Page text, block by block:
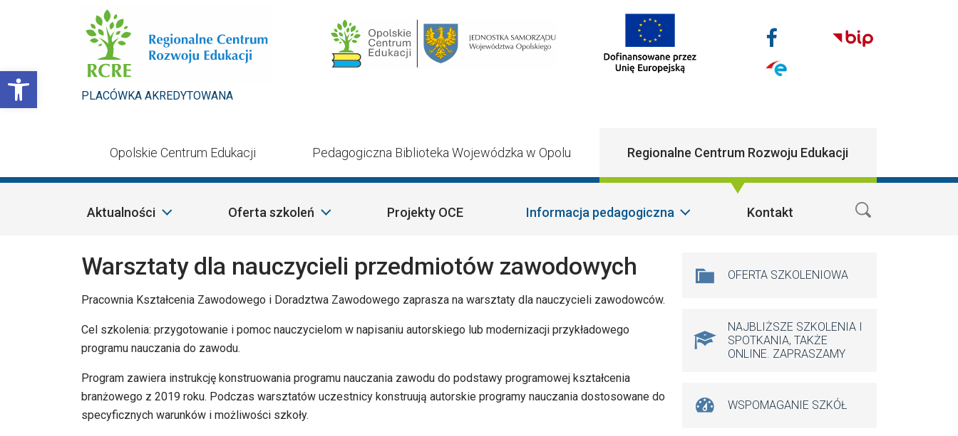
Otwórz pasek narzędzi
PLACÓWKA AKREDYTOWANA
Nasze media
Facebook
Opolskie Centrum Edukacji Pedagogiczna Biblioteka Wojewódzka w Opolu Regionalne Centrum Rozwoju Edukacji
Aktualności Oferta szkoleń Projekty OCE Informacja pedagogiczna Kontakt
Warsztaty dla nauczycieli przedmiotów zawodowych
Pracownia Kształcenia Zawodowego i Doradztwa Zawodowego zaprasza na warsztaty dla nauczycieli zawodowców.
Cel szkolenia: przygotowanie i pomoc nauczycielom w napisaniu autorskiego lub modernizacji przykładowego
programu nauczania do zawodu.
Program zawiera instrukcję konstruowania programu nauczania zawodu do podstawy programowej kształcenia
branżowego z 2019 roku. Podczas warsztatów uczestnicy konstruują autorskie programy nauczania dostosowane do
specyficznych warunków i możliwości szkoły.
Na skróty
OFERTA SZKOLENIOWA
NAJBLIŻSZE SZKOLENIA I
SPOTKANIA, TAKŻE
ONLINE. ZAPRASZAMY
WSPOMAGANIE SZKÓŁ